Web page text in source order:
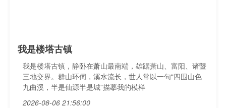
我是楼塔古镇
我是楼塔古镇，静卧在萧山最南端，雄踞萧山、富阳、诸暨
三地交界。群山环伺，溪水流长，世人常以一句“四围山色
九曲溪，半是仙源半是城”描摹我的模样
2026-08-06 21:56:00